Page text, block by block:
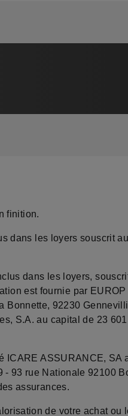
finition.
dans les loyers souscrit
dans les loyers,
est fournie par EUROP
Bonnette, 92230
S.A. au capital de 23
ICARE ASSURANCE, SA
- 93 rue Nationale 92100
assurances.
de votre achat ou